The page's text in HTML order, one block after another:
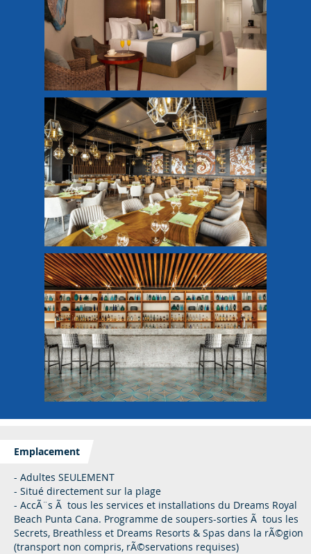
Emplacement
- Adultes SEULEMENT
- Situé directement sur la plage
- AccÃ¨s Ã tous les services et installations du Dreams Royal
Beach Punta Cana. Programme de soupers-sorties Ã tous les
Secrets, Breathless et Dreams Resorts & Spas dans la rÃ©gion
(transport non compris, rÃ©servations requises)